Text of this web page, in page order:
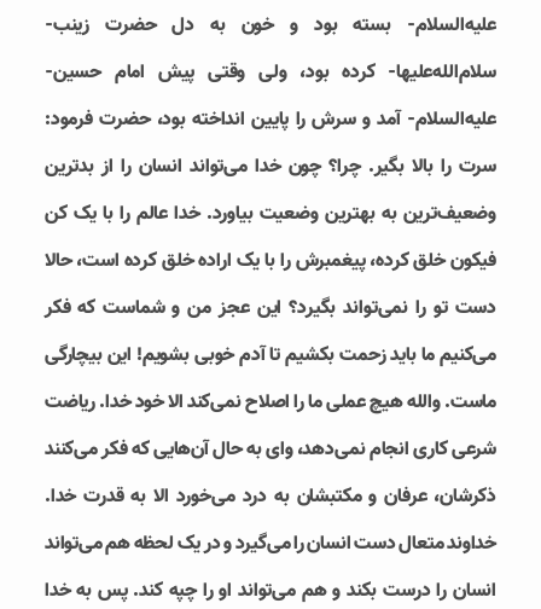
علیه‌السلام- بسته بود و خون به دل حضرت زینب-
سلام‌الله‌علیها- کرده بود، ولی وقتی پیش امام حسین-
علیه‌السلام- آمد و سرش را پایین انداخته بود، حضرت فرمود:
سرت را بالا بگیر. چرا؟ چون خدا می‌تواند انسان را از بدترین
وضعیف‌ترین به بهترین وضعیت بیاورد. خدا عالم را با یک کن
فیکون خلق کرده، پیغمبرش را با یک اراده خلق کرده است، حالا
دست تو را نمی‌تواند بگیرد؟ این عجز من و شماست که فکر
می‌کنیم ما باید زحمت بکشیم تا آدم خوبی بشویم! این بیچارگی
ماست. والله هیچ عملی ما را اصلاح نمی‌کند الا خود خدا. ریاضت
شرعی کاری انجام نمی‌دهد، وای به حال آن‌هایی که فکر می‌کنند
ذکرشان، عرفان و مکتبشان به درد می‌خورد الا به قدرت خدا.
خداوند متعال دست انسان را می‌گیرد و در یک لحظه هم می‌تواند
انسان را درست بکند و هم می‌تواند او را چپه کند. پس به خدا